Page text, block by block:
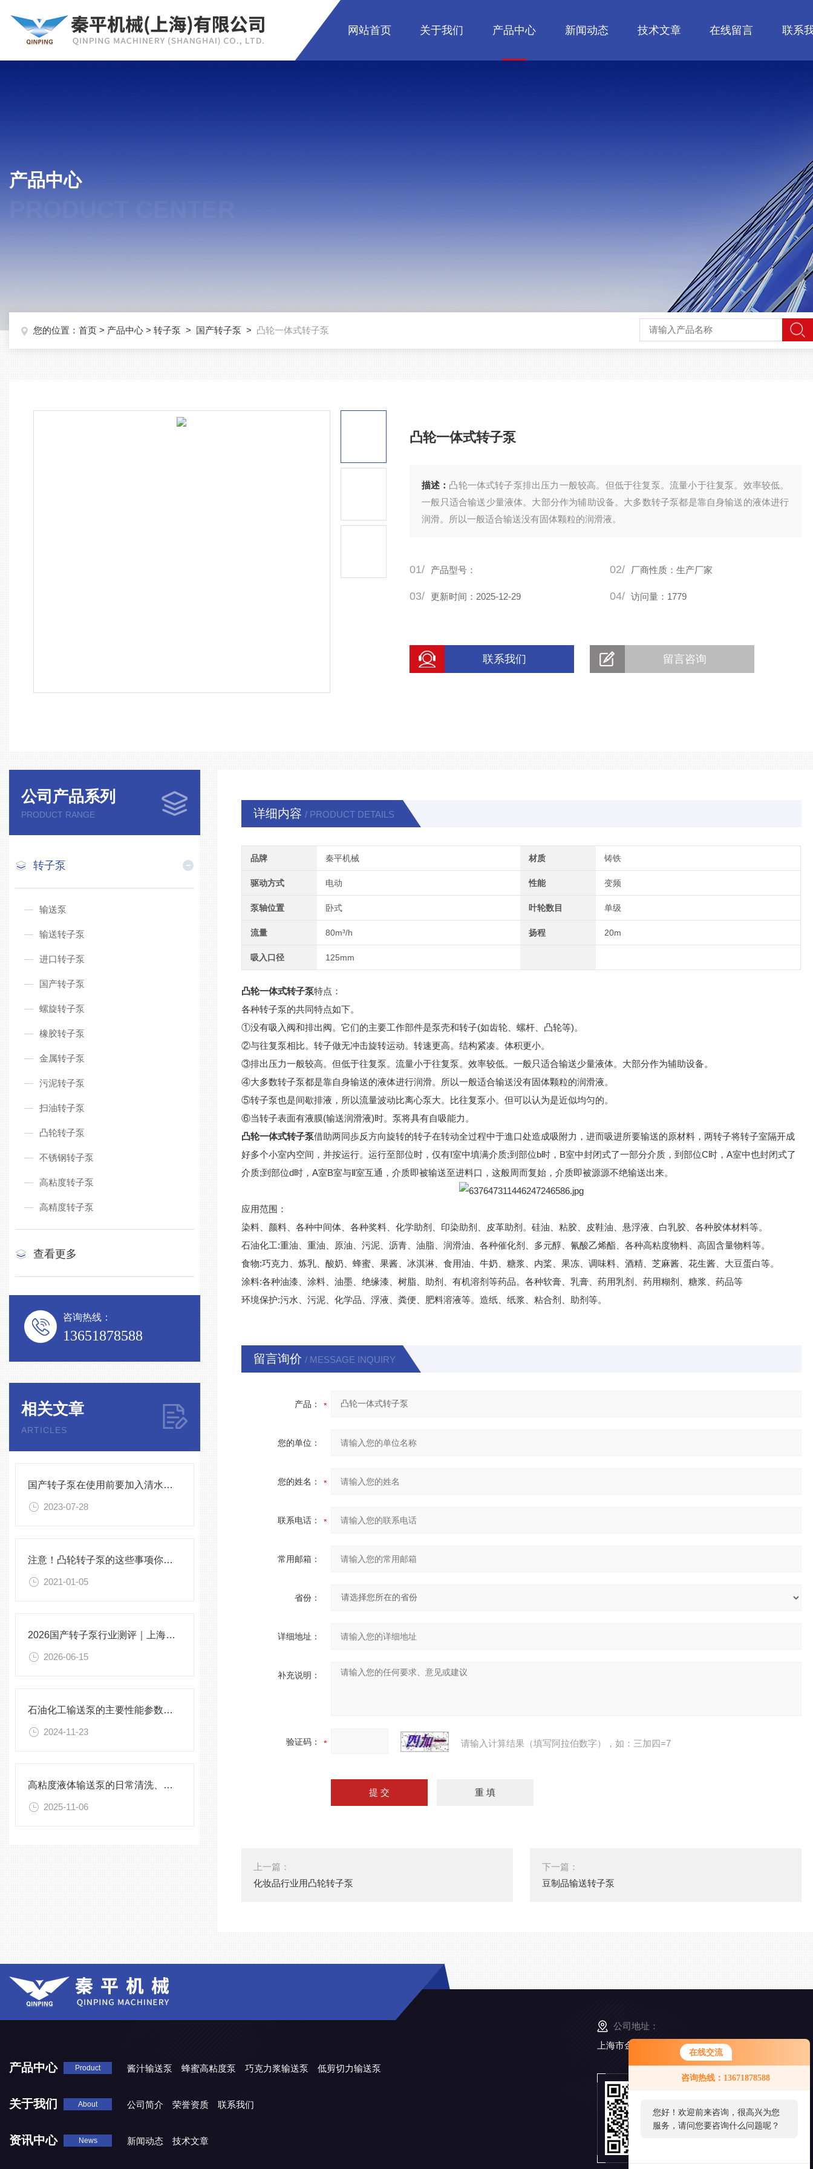
在线交流
咨询热线：13671878588
您好！欢迎前来咨询，很高兴为您
服务，请问您要咨询什么问题呢？
网站首页 关于我们 产品中心 新闻动态 技术文章 在线留言 联系
产品中心
您的位置： 首页 > 产品中心 > 转子泵 > 国产转子泵 > 凸轮一体式转子泵
凸轮一体式转子泵
描述： 凸轮一体式转子泵排出压力一般较高。但低于往复泵。流量小于往复泵。效率较低。
一般只适合输送少量液体。大部分作为辅助设备。大多数转子泵都是靠自身输送的液体进行
润滑。所以一般适合输送没有固体颗粒的润滑液。
01/ 产品型号： 02/ 厂商性质：生产厂家
03/ 更新时间：2025-12-29 04/ 访问量：1779
联系我们 留言咨询
公司产品系列
PRODUCT RANGE
转子泵
输送泵
输送转子泵
进口转子泵
国产转子泵
螺旋转子泵
橡胶转子泵
金属转子泵
污泥转子泵
扫油转子泵
凸轮转子泵
不锈钢转子泵
高粘度转子泵
高精度转子泵
查看更多
咨询热线：
13651878588
相关文章
ARTICLES
国产转子泵在使用前要加入清水吗？
2023-07-28
注意！凸轮转子泵的这些事项你了解几点
2021-01-05
2026国产转子泵行业测评｜上海实力厂家秦平机械工况适配解析
2026-06-15
石油化工输送泵的主要性能参数及其影响因素
2024-11-23
高粘度液体输送泵的日常清洗、保养与易损件更换周期建议
2025-11-06
详细内容 / PRODUCT DETAILS
品牌 秦平机械 材质 铸铁
驱动方式 电动 性能 变频
泵轴位置 卧式 叶轮数目 单级
流量 80m³/h 扬程 20m
吸入口径 125mm
凸轮一体式转子泵特点：
各种转子泵的共同特点如下。
①没有吸入阀和排出阀。它们的主要工作部件是泵壳和转子(如齿轮、螺杆、凸轮等)。
②与往复泵相比。转子做无冲击旋转运动。转速更高。结构紧凑。体积更小。
③排出压力一般较高。但低于往复泵。流量小于往复泵。效率较低。一般只适合输送少量液体。大部分作为辅助设备。
④大多数转子泵都是靠自身输送的液体进行润滑。所以一般适合输送没有固体颗粒的润滑液。
⑤转子泵也是间歇排液，所以流量波动比离心泵大。比往复泵小。但可以认为是近似均匀的。
⑥当转子表面有液膜(输送润滑液)时。泵将具有自吸能力。
凸轮一体式转子泵借助两同歩反方向旋转的转子在转动全过程中于進口处造成吸附力，进而吸进所要输送的原材料，两转子将转子室隔开成
好多个小室内空间，并按运行。运行至部位时，仅有I室中填满介质;到部位b时，B室中封闭式了一部分介质，到部位C时，A室中也封闭式了
介质;到部位d时，A室B室与Ⅱ室互通，介质即被输送至进料口，这般周而复始，介质即被源源不绝输送出来。
应用范围：
染料、颜料、各种中间体、各种奖料、化学助剂、印染助剂、皮革助剂。硅油、粘胶、皮鞋油、悬浮液、白乳胶、各种胶体材料等。
石油化工:重油、重油、原油、污泥、沥青、油脂、润滑油、各种催化剂、多元醇、氰酸乙烯酯、各种高粘度物料、高固含量物料等。
食物:巧克力、炼乳、酸奶、蜂蜜、果酱、冰淇淋、食用油、牛奶、糖浆、内桨、果冻、调味料、酒精、芝麻酱、花生酱、大豆蛋白等。
涂料:各种油漆、涂料、油墨、绝缘漆、树脂、助剂、有机溶剂等药品。各种软膏、乳膏、药用乳剂、药用糊剂、糖浆、药品等
环境保护:污水、污泥、化学品、浮液、粪便、肥料溶液等。造纸、纸浆、粘合剂、助剂等。
留言询价 / MESSAGE INQUIRY
产品：
您的单位：
您的姓名：
联系电话：
常用邮箱：
省份：
详细地址：
补充说明：
验证码： 请输入计算结果（填写阿拉伯数字），如：三加四=7
上一篇：
化妆品行业用凸轮转子泵
下一篇：
豆制品输送转子泵
产品中心 Product 酱汁输送泵 蜂蜜高粘度泵 巧克力浆输送泵 低剪切力输送泵
关于我们 About 公司简介 荣誉资质 联系我们
资讯中心 News 新闻动态 技术文章
公司地址：
上海市金山工业区亭卫公路6495弄168号5幢3楼
扫
扫
添
加